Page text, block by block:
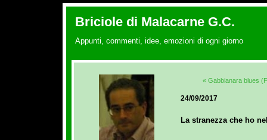
Briciole di Malacarne G.C.
Appunti, commenti, idee, emozioni di ogni giorno
« Gabbianara blues
24/09/2017
La stranezza che ho